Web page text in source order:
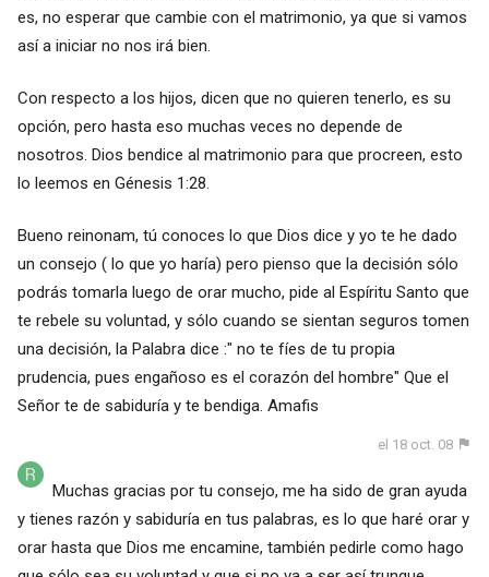
es, no esperar que cambie con el matrimonio, ya que si vamos
así a iniciar no nos irá bien.
Con respecto a los hijos, dicen que no quieren tenerlo, es su
opción, pero hasta eso muchas veces no depende de
nosotros. Dios bendice al matrimonio para que procreen, esto
lo leemos en Génesis 1:28.
Bueno reinonam, tú conoces lo que Dios dice y yo te he dado
un consejo ( lo que yo haría) pero pienso que la decisión sólo
podrás tomarla luego de orar mucho, pide al Espíritu Santo que
te rebele su voluntad, y sólo cuando se sientan seguros tomen
una decisión, la Palabra dice :" no te fíes de tu propia
prudencia, pues engañoso es el corazón del hombre" Que el
Señor te de sabiduría y te bendiga. Amafis
el 18 oct. 08
Muchas gracias por tu consejo, me ha sido de gran ayuda
y tienes razón y sabiduría en tus palabras, es lo que haré orar y
orar hasta que Dios me encamine, también pedirle como hago